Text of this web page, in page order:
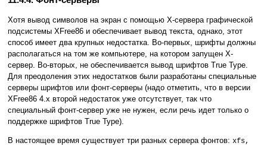
Хотя вывод символов на экран с помощью X-сервера графической
подсистемы XFree86 и обеспечивает вывод текста, однако, этот
способ имеет два крупных недостатка. Во-первых, шрифты должны
располагаться на том же компьютере, на котором запущен X-
сервер. Во-вторых, не обеспечивается вывод шрифтов True Type.
Для преодоления этих недостатков были разработаны специальные
серверы шрифтов или фонт-серверы (надо отметить, что в версии
XFree86 4.x второй недостаток уже отсутствует, так что
специальный фонт-сервер уже не нужен, если речь идет только о
поддержке шрифтов True Type).
В настоящее время существует три разных сервера фонтов: xfs,